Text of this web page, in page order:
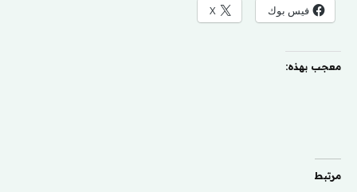
فيس بوك X
معجب بهذه:
مرتبط